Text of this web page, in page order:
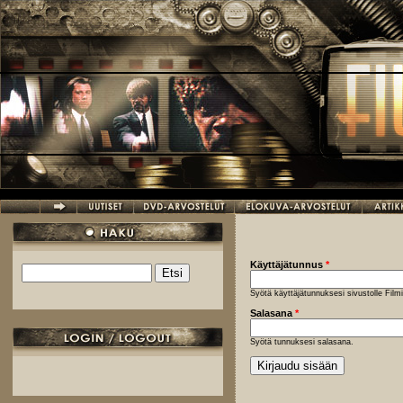
Hyppää pääsisältöön
Hakulomake
Käyttäjätunnus *
Syötä käyttäjätunnuksesi sivustolle
Salasana *
Syötä tunnuksesi salasana.